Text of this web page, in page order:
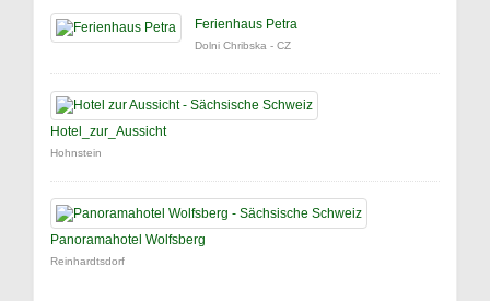
Ferienhaus Petra
Dolni Chribska - CZ
Hotel_zur_Aussicht
Hohnstein
Panoramahotel Wolfsberg
Reinhardtsdorf